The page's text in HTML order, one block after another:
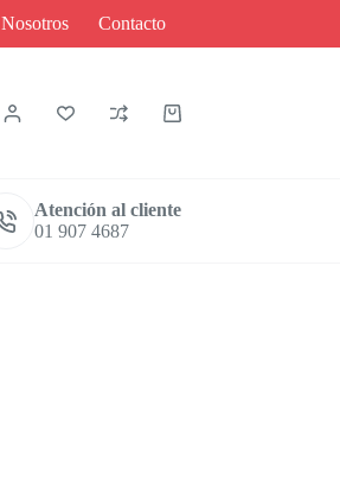
Nosotros Contacto
Atención al cliente
01 907 4687